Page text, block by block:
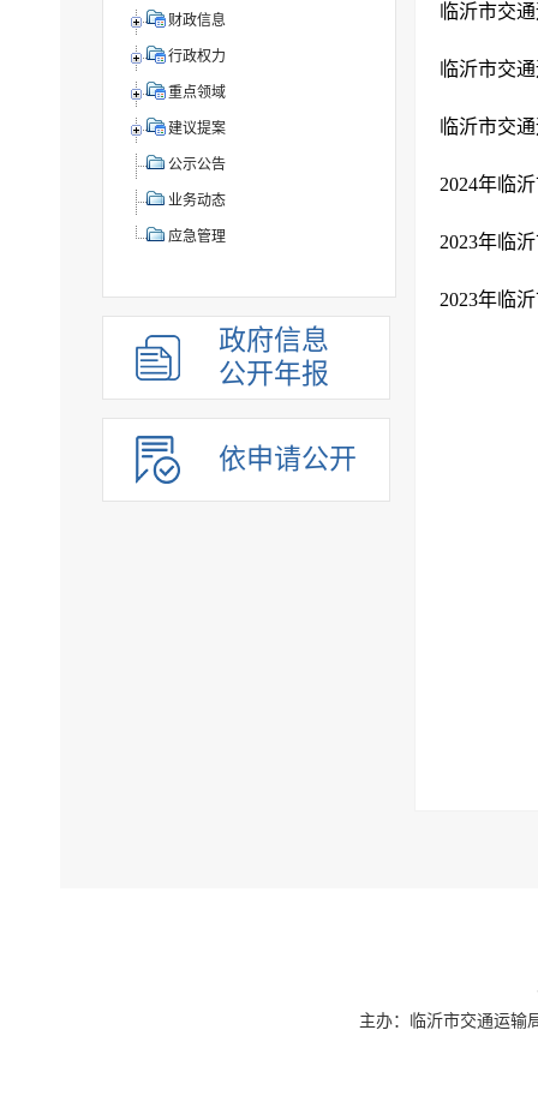
财政信息
行政权力
重点领域
建议提案
公示公告
业务动态
应急管理
政府信息
公开年报
依申请公开
临沂市交
临沂市交
临沂市交
2024年临
2023年临
2023年临
主办：临沂市交通运输